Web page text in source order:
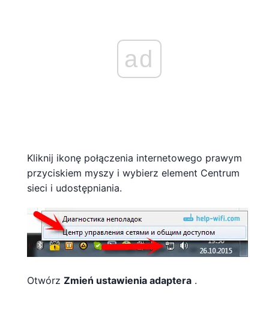
ad
Kliknij ikonę połączenia internetowego prawym
przyciskiem myszy i wybierz element Centrum
sieci i udostępniania.
Otwórz Zmień ustawienia adaptera .